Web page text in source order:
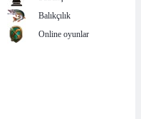
Balıkçılık
Online oyunlar